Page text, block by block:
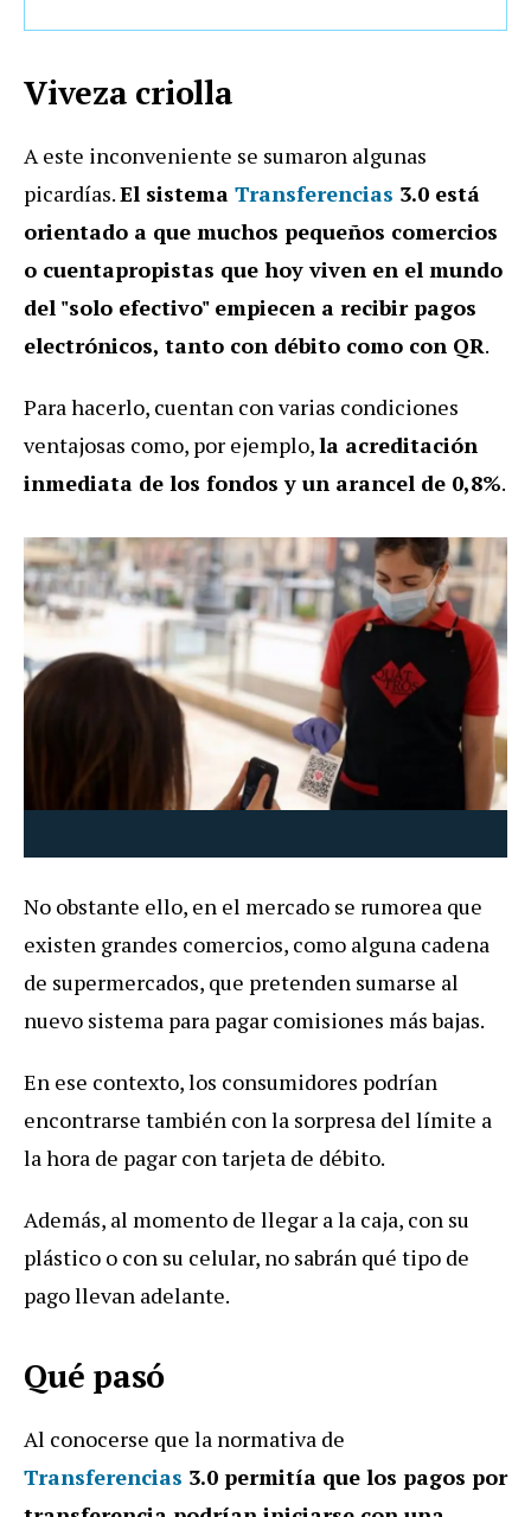
Viveza criolla
A este inconveniente se sumaron algunas
picardías.El sistema Transferencias 3.0 está
orientado a que muchos pequeños comercios
o cuentapropistas que hoy viven en el mundo
del "solo efectivo" empiecen a recibir pagos
electrónicos, tanto con débito como con QR.
Para hacerlo, cuentan con varias condiciones
ventajosas como, por ejemplo,la acreditación
inmediata de los fondos y un arancel de 0,8%.
No obstante ello, en el mercado se rumorea que
existen grandes comercios, como alguna cadena
de supermercados, que pretenden sumarse al
nuevo sistema para pagar comisiones más bajas.
En ese contexto, los consumidores podrían
encontrarse también con la sorpresa del límite a
la hora de pagar con tarjeta de débito.
Además, al momento de llegar a la caja, con su
plástico o con su celular, no sabrán qué tipo de
pago llevan adelante.
Qué pasó
Al conocerse que la normativa de
Transferencias 3.0 permitía que los pagos por